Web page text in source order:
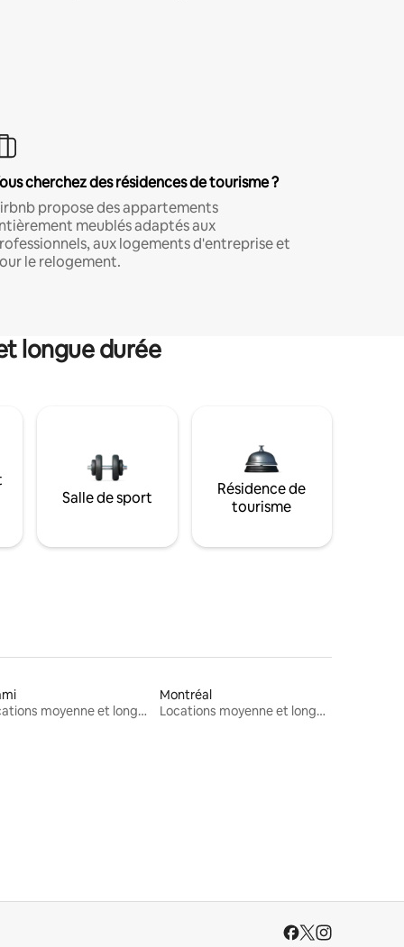
cherchez des résidences de tourisme ?
propose des appartements
meublés adaptés aux
aux logements d'entreprise et
le relogement.
longue durée
Salle de sport
Résidence de
tourisme
Locations moyenne et longue durée
Montréal
Locations moyenne et longue durée